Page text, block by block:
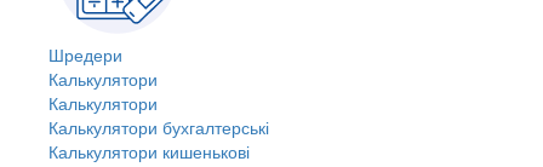
Шредери
Калькулятори
Калькулятори
Калькулятори бухгалтерські
Калькулятори кишенькові